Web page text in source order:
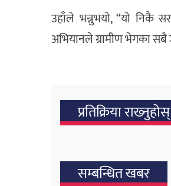
उहाँले भन्नुभयो, “यो निकै
अभियानले ग्रामीण भेगका
प्रतिक्रिया राख्‍नुहोस्
सम्बन्धित खबर